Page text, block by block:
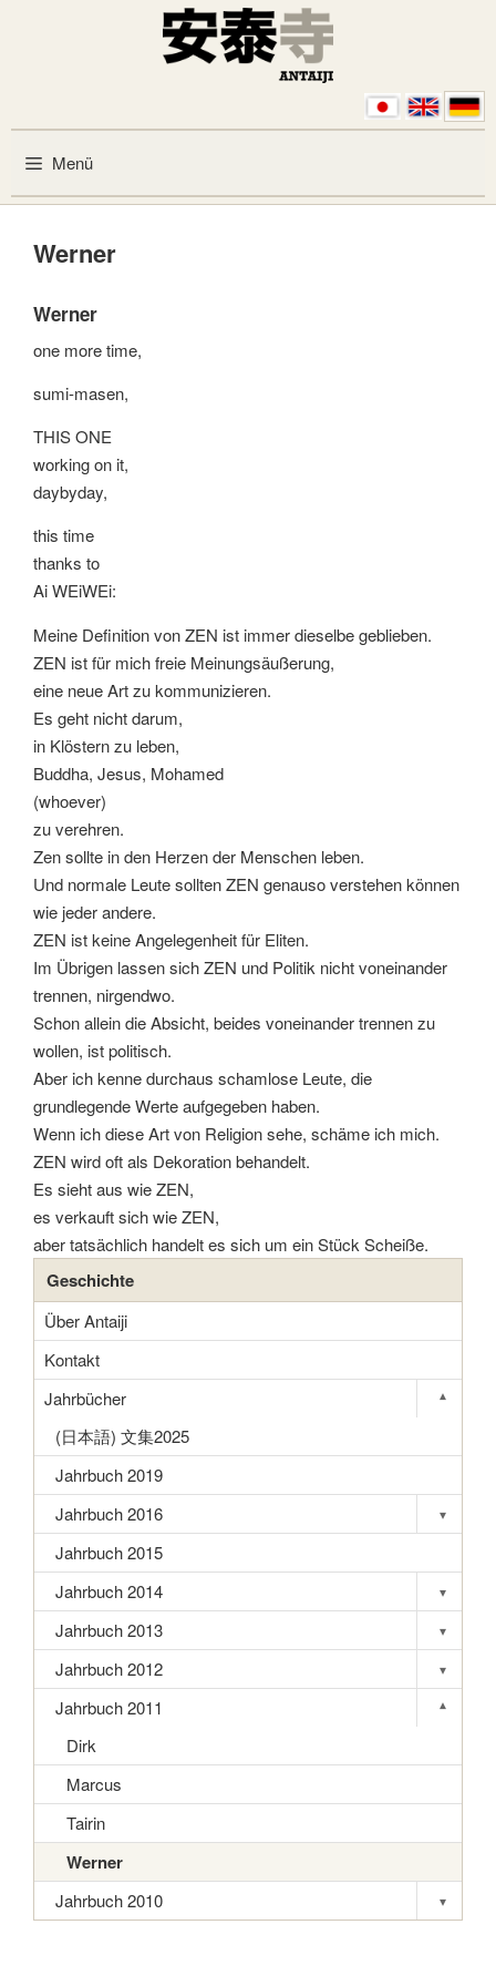
Menü
Werner
Werner
one more time,
sumi-masen,
THIS ONE
working on it,
daybyday,
this time
thanks to
Ai WEiWEi:
Meine Definition von ZEN ist immer dieselbe geblieben.
ZEN ist für mich freie Meinungsäußerung,
eine neue Art zu kommunizieren.
Es geht nicht darum,
in Klöstern zu leben,
Buddha, Jesus, Mohamed
(whoever)
zu verehren.
Zen sollte in den Herzen der Menschen leben.
Und normale Leute sollten ZEN genauso verstehen können
wie jeder andere.
ZEN ist keine Angelegenheit für Eliten.
Im Übrigen lassen sich ZEN und Politik nicht voneinander
trennen, nirgendwo.
Schon allein die Absicht, beides voneinander trennen zu
wollen, ist politisch.
Aber ich kenne durchaus schamlose Leute, die
grundlegende Werte aufgegeben haben.
Wenn ich diese Art von Religion sehe, schäme ich mich.
ZEN wird oft als Dekoration behandelt.
Es sieht aus wie ZEN,
es verkauft sich wie ZEN,
aber tatsächlich handelt es sich um ein Stück Scheiße.
Geschichte
Über Antaiji
Kontakt
Jahrbücher
▾
(日本語) 文集2025
Jahrbuch 2019
Jahrbuch 2016
▾
Toggle
Jahrbuch 2015
Jahrbuch 2014
▾
Toggle
Jahrbuch 2013 ▾
Toggle
Jahrbuch 2012 ▾
Toggle
Jahrbuch 2011 ▾
Dirk
Marcus
Tairin
Werner
Jahrbuch 2010 ▾
Toggle